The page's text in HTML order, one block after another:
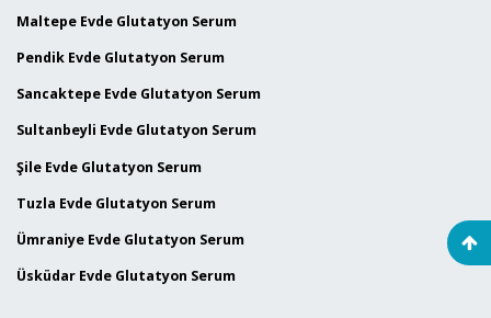
Maltepe Evde Glutatyon Serum
Pendik Evde Glutatyon Serum
Sancaktepe Evde Glutatyon Serum
Sultanbeyli Evde Glutatyon Serum
Şile Evde Glutatyon Serum
Tuzla Evde Glutatyon Serum
Ümraniye Evde Glutatyon Serum
Üsküdar Evde Glutatyon Serum